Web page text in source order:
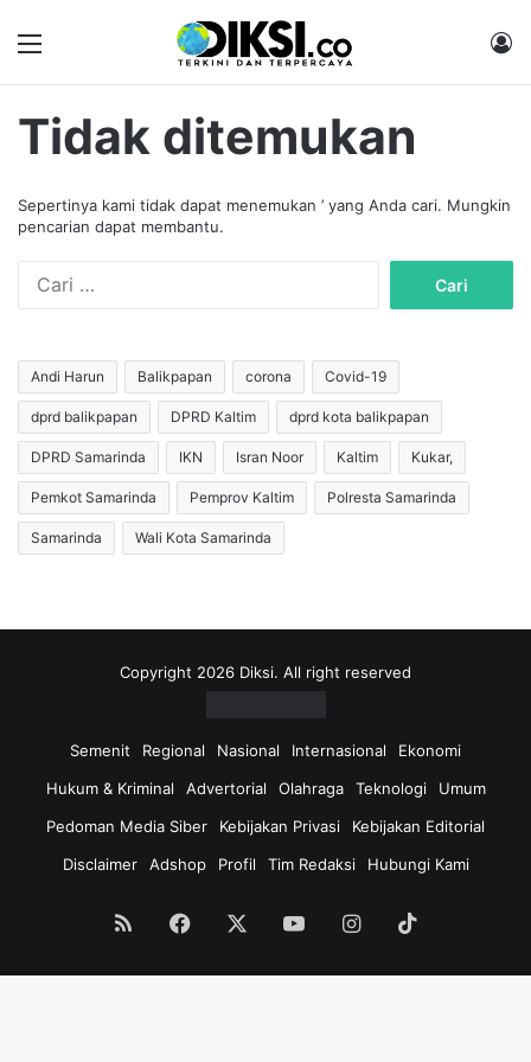
Tidak ditemukan
Sepertinya kami tidak dapat menemukan ’ yang Anda cari. Mungkin
pencarian dapat membantu.
u
n
t
u
k
:
Andi Harun Balikpapan corona Covid-19
dprd balikpapan DPRD Kaltim dprd kota balikpapan
DPRD Samarinda IKN Isran Noor Kaltim Kukar,
Pemkot Samarinda Pemprov Kaltim Polresta Samarinda
Samarinda Wali Kota Samarinda
Copyright 2026 Diksi. All right reserved
Semenit Regional Nasional Internasional
Ekonomi
Hukum & Kriminal
Advertorial Olahraga Teknologi
Umum
Pedoman Media Siber
Kebijakan Privasi
Kebijakan Editorial
Disclaimer
Adshop Profil Tim Redaksi Hubungi Kami
RSS Facebook YouTubeInstagram